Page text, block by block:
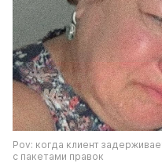
Pov: когда клиент
с пакетами правок